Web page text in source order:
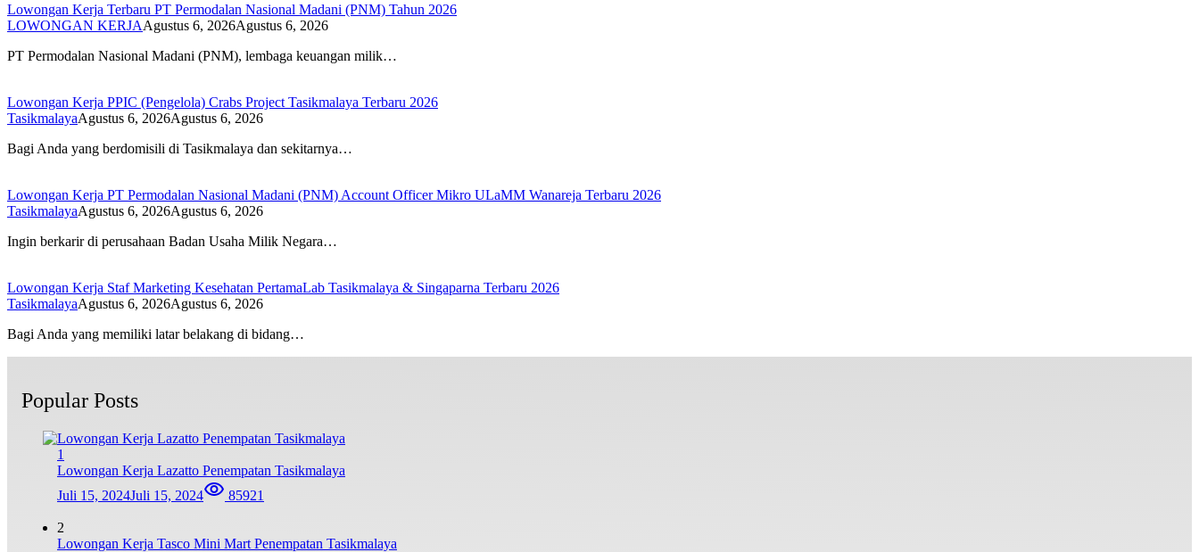
Lowongan Kerja Terbaru PT Permodalan Nasional Madani (PNM) Tahun 2026
LOWONGAN KERJAAgustus 6, 2026Agustus 6, 2026
PT Permodalan Nasional Madani (PNM), lembaga keuangan milik…
Lowongan Kerja PPIC (Pengelola) Crabs Project Tasikmalaya Terbaru 2026
TasikmalayaAgustus 6, 2026Agustus 6, 2026
Bagi Anda yang berdomisili di Tasikmalaya dan sekitarnya…
Lowongan Kerja PT Permodalan Nasional Madani (PNM) Account Officer Mikro ULaMM Wanareja Terbaru 2026
TasikmalayaAgustus 6, 2026Agustus 6, 2026
Ingin berkarir di perusahaan Badan Usaha Milik Negara…
Lowongan Kerja Staf Marketing Kesehatan PertamaLab Tasikmalaya & Singaparna Terbaru 2026
TasikmalayaAgustus 6, 2026Agustus 6, 2026
Bagi Anda yang memiliki latar belakang di bidang…
Popular Posts
1
Lowongan Kerja Lazatto Penempatan Tasikmalaya
Juli 15, 2024Juli 15, 2024 85921
2
Lowongan Kerja Tasco Mini Mart Penempatan Tasikmalaya